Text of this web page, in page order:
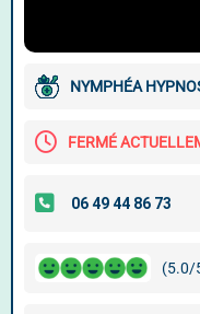
NYMPHÉA
FERMÉ
(5.0/